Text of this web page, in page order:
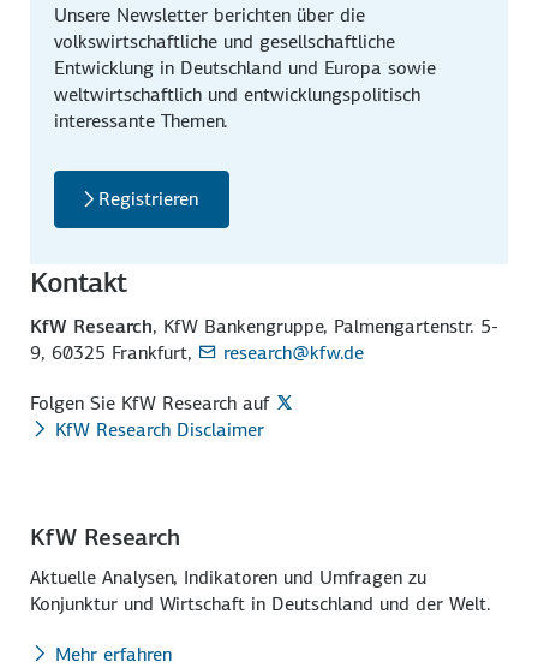
Unsere Newsletter berichten über die
volkswirtschaftliche und gesellschaftliche
Entwicklung in Deutschland und Europa sowie
weltwirtschaftlich und entwicklungspolitisch
interessante Themen.
Registrieren
Kontakt
KfW Research, KfW Bankengruppe, Palmengartenstr. 5-
9, 60325 Frankfurt,
research@kfw.de
Folgen Sie KfW Research auf
KfW Research Disclaimer
KfW Research
Aktuelle Analysen, Indikatoren und Umfragen zu
Konjunktur und Wirtschaft in Deutschland und der Welt.
Mehr erfahren